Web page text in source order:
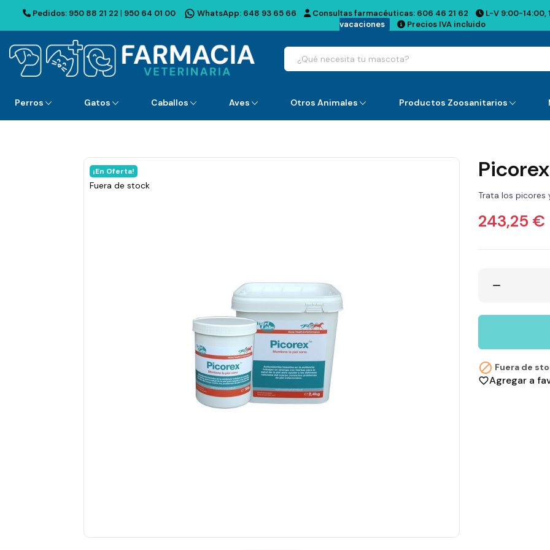
Pedidos: 950 88 21 22 | 950 64 01 00 WhatsApp: 648 93 65 66 Consultas farmacéuticas: 606 46 21 62 L-V 9:00-14:00,
vacaciones
Precios IVA incluido
Perros Gatos Caballos Aves Otros Animales Productos Zoosanitarios
¡En Oferta!
Fuera de stock
Trata los picores
243,25 €
remove
 Fuera de
favorite_borderAgregar a